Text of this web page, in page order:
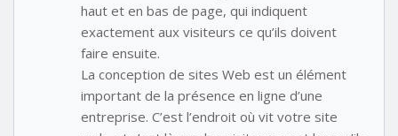
haut et en bas de page, qui indiquent
exactement aux visiteurs ce qu’ils doivent
faire ensuite.
La conception de sites Web est un élément
important de la présence en ligne d’une
entreprise. C’est l’endroit où vit votre site